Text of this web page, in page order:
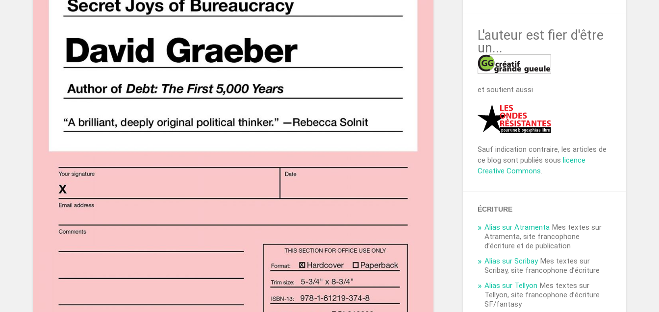
L'auteur est fier d'être
un...
et soutient aussi
Sauf indication contraire, les articles de
ce blog sont publiés souslicence
Creative Commons.
ÉCRITURE
Alias sur Atramenta Mes textes sur
Atramenta, site francophone
d’écriture et de publication
Alias sur ScribayMes textes sur
Scribay, site francophone d’écriture
Alias sur Tellyon Mes textes sur
Tellyon, site francophone d’écriture
SF/fantasy